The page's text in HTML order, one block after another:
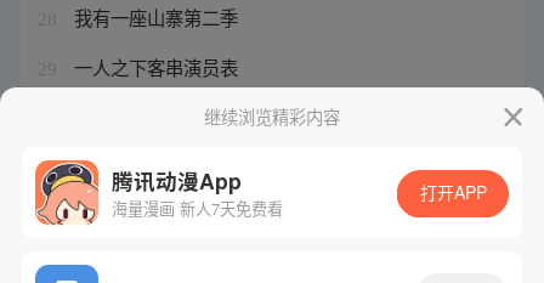
28 我有一座山寨第二季
29 一人之下客串演员表
神武帝尊小说主角叶北辰是谁
继续浏览精彩内容
腾讯动漫App
海量漫画 新人7天免费看
打开APP